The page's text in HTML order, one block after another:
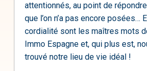
attentionnés, au point de
que l’on n’a pas encore posées…
cordialité sont les maîtres mots
Immo Espagne et, qui plus est,
trouvé notre lieu de vie idéal !